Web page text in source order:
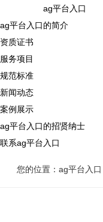
ag平台入口
ag平台入口的简介
资质证书
服务项目
规范标准
新闻动态
案例展示
ag平台入口的招贤纳士
联系ag平台入口
您的位置： ag平台入口